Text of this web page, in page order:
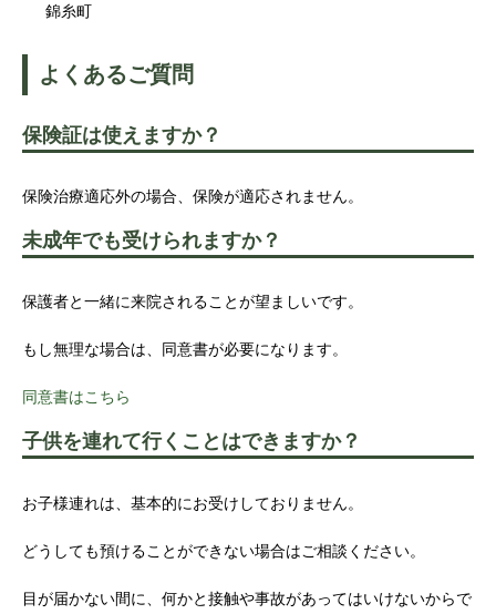
錦糸町
よくあるご質問
保険証は使えますか？
保険治療適応外の場合、保険が適応されません。
未成年でも受けられますか？
保護者と一緒に来院されることが望ましいです。
もし無理な場合は、同意書が必要になります。
同意書はこちら
子供を連れて行くことはできますか？
お子様連れは、基本的にお受けしておりません。
どうしても預けることができない場合はご相談ください。
目が届かない間に、何かと接触や事故があってはいけないからで